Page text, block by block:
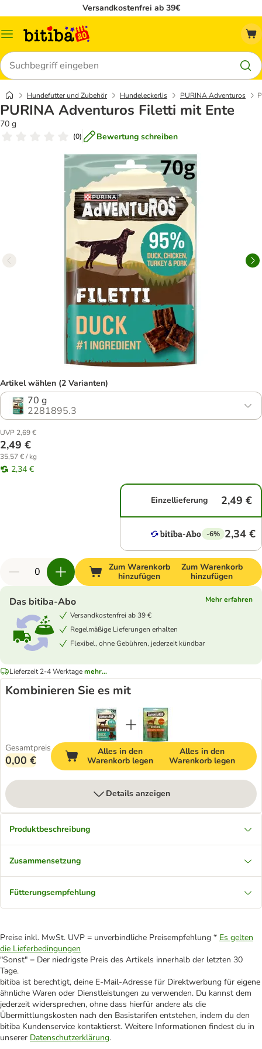
Versandkostenfrei ab 39€
Menü
Suchen
Hundefutter und Zubehör Hundeleckerlis PURINA Adventuros
PURINA Adventuros Filetti mit Ente
70 g
(0) Bewertung schreiben
Artikel wählen (2 Varianten)
70 g
2281895.3
UVP 2,69 €
2,49 €
35,57 € / kg
2,34 €
Einzellieferung 2,49 €
-6% 2,34 €
Zum Warenkorb
hinzufügen
Zum Warenkorb
hinzufügen
Das bitiba-Abo
Mehr erfahren
Versandkostenfrei ab 39 €
Regelmäßige Lieferungen erhalten
Flexibel, ohne Gebühren, jederzeit kündbar
Lieferzeit 2-4 Werktagemehr...
Kombinieren Sie es mit
Gesamtpreis
0,00 €
Alles in den
Warenkorb legen
Alles in den
Warenkorb legen
Details anzeigen
Produktbeschreibung
Zusammensetzung
Fütterungsempfehlung
Preise inkl. MwSt. UVP = unverbindliche Preisempfehlung * Es gelten
die Lieferbedingungen
"Sonst" = Der niedrigste Preis des Artikels innerhalb der letzten 30
Tage.
bitiba ist berechtigt, deine E-Mail-Adresse für Direktwerbung für eigene
ähnliche Waren oder Dienstleistungen zu verwenden. Du kannst dem
jederzeit widersprechen, ohne dass hierfür andere als die
Übermittlungskosten nach den Basistarifen entstehen, indem du den
bitiba Kundenservice kontaktierst. Weitere Informationen findest du in
unserer Datenschutzerklärung.